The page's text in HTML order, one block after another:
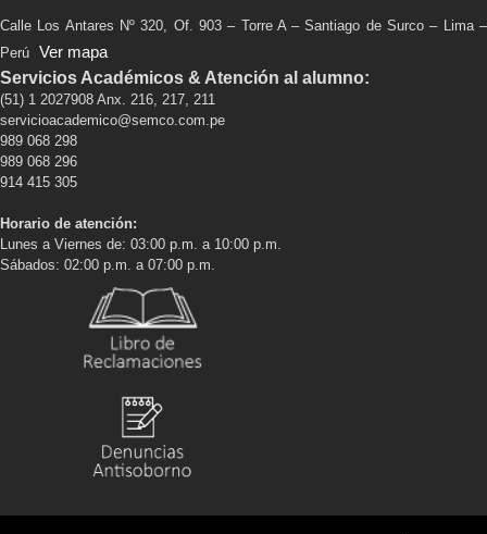
Calle Los Antares Nº 320, Of. 903 – Torre A – Santiago de Surco – Lima –
Perú Ver mapa
Servicios Académicos & Atención al alumno:
(51) 1 2027908 Anx. 216, 217, 211
servicioacademico@semco.com.pe
989 068 298
989 068 296
914 415 305
Horario de atención:
Lunes a Viernes de: 03:00 p.m. a 10:00 p.m.
Sábados: 02:00 p.m. a 07:00 p.m.